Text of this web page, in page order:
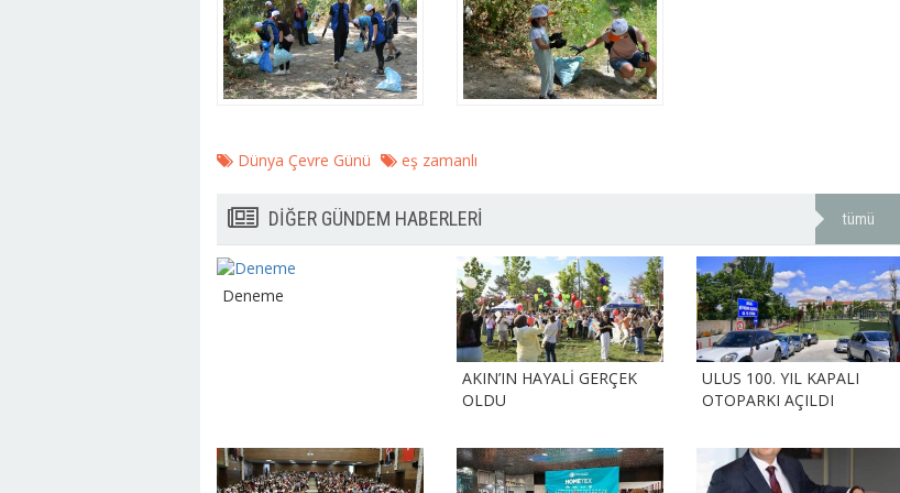
Dünya Çevre Günü eş zamanlı
DİĞER GÜNDEM HABERLERİ tümü
Deneme
AKIN’IN HAYALİ GERÇEK
OLDU
ULUS 100. YIL KAPALI
OTOPARKI AÇILDI